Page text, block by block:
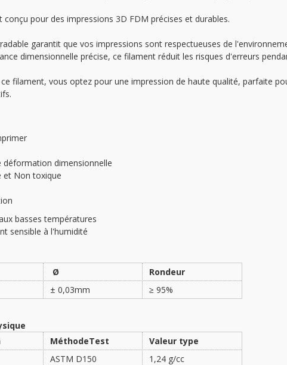
conçu pour des impressions 3D FDM précises et durables.
garantit que vos impressions sont respectueuses de
dimensionnelle précise, ce filament réduit les risques d'erreurs
ce filament, vous optez pour une impression de haute qualité, parfaite
déformation dimensionnelle
et Non toxique
basses températures
sensible à l'humidité
Ø
Rondeur
± 0,03mm ≥ 95%
MéthodeTest
Valeur type
ASTM D150
1,24 g/cc